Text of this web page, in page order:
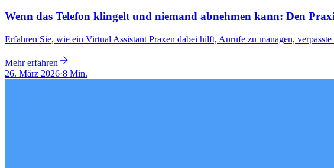
Wenn das Telefon klingelt und niemand abnehmen kann: Den
Erfahren Sie, wie ein Virtual Assistant Praxen dabei hilft, Anrufe zu managen,
Mehr erfahren
26. März 2026·8 Min.